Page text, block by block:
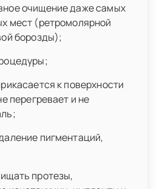
очищение даже самых
мест (ретромолярной
борозды);
к поверхности
перегревает и не
пигментаций,
протезы,